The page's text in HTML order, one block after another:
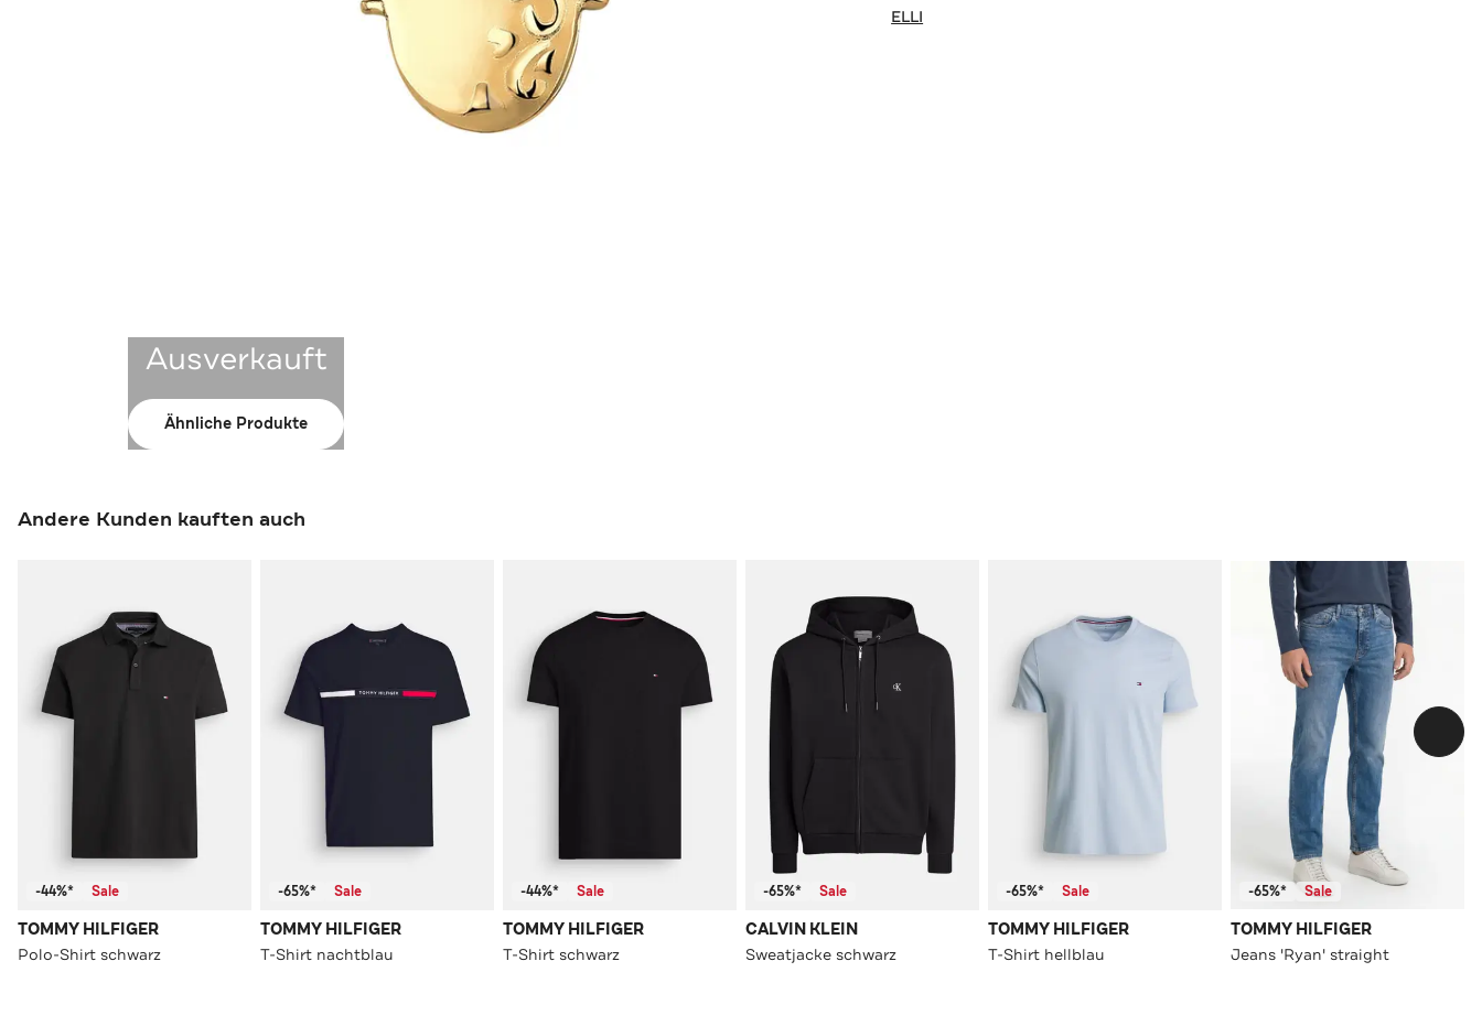
Ausverkauft
Ähnliche Produkte
ELLI
Andere Kunden kauften auch
-44%* Sale
TOMMY HILFIGER
Polo-Shirt schwarz
-65%* Sale
TOMMY HILFIGER
T-Shirt nachtblau
-44%* Sale
TOMMY HILFIGER
T-Shirt schwarz
-65%* Sale
CALVIN KLEIN
Sweatjacke schwarz
-65%* Sale
TOMMY HILFIGER
T-Shirt hellblau
-65%* Sale
TOMMY HILFIGER
Jeans 'Ryan' straight